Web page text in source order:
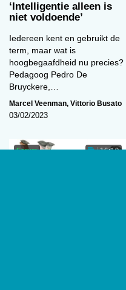
‘Intelligentie alleen is
niet voldoende’
Iedereen kent en gebruikt de
term, maar wat is
hoogbegaafdheid nu precies?
Pedagoog Pedro De
Bruyckere,…
Marcel Veenman, Vittorio Busato
03/02/2023
Forum 16:19